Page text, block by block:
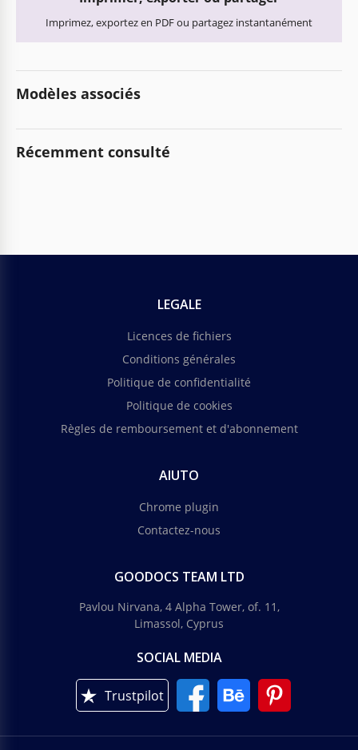
Imprimez, exportez en PDF ou partagez instantanément
Modèles associés
Récemment consulté
LEGALE
Licences de fichiers
Conditions générales
Politique de confidentialité
Politique de cookies
Règles de remboursement et d'abonnement
AIUTO
Chrome plugin
Contactez-nous
GOODOCS TEAM LTD
Pavlou Nirvana, 4 Alpha Tower, of. 11,
Limassol, Cyprus
SOCIAL MEDIA
Trustpilot